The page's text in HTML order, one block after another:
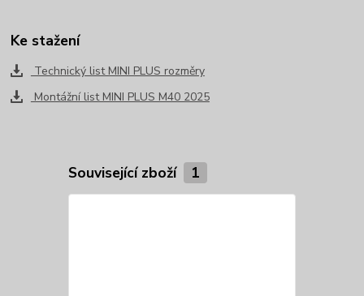
Ke stažení
Technický list MINI PLUS rozměry
Montážní list MINI PLUS M40 2025
Související zboží 1